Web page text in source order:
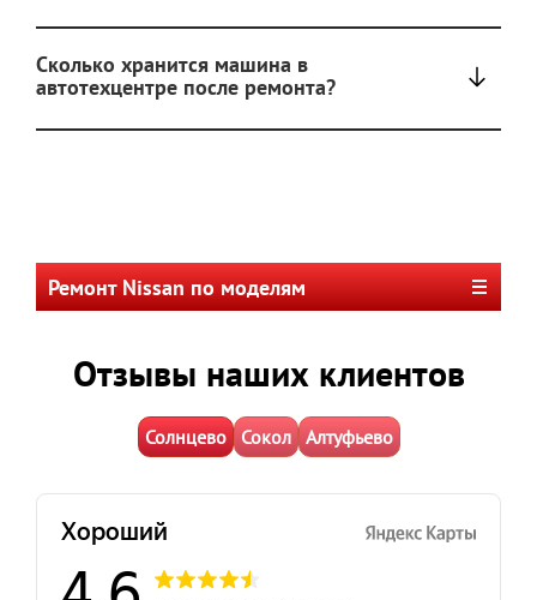
Сколько хранится машина в
автотехцентре после ремонта?
Ремонт Nissan по моделям
Отзывы наших клиентов
Солнцево Сокол Алтуфьево